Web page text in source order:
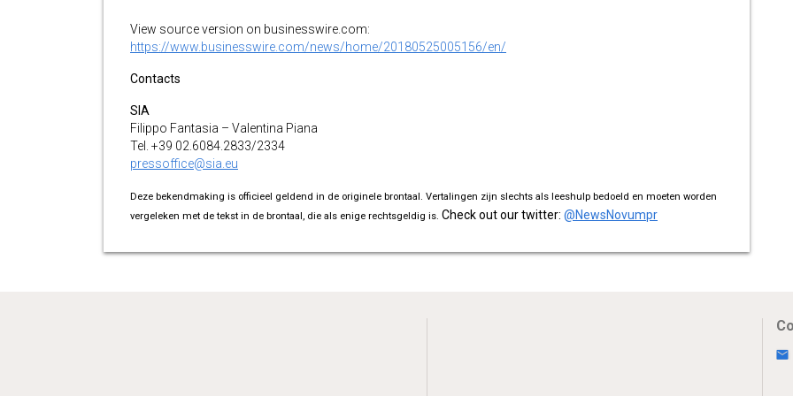
View source version on businesswire.com:
https://www.businesswire.com/news/home/20180525005156/en/
Contacts
SIA
Filippo Fantasia – Valentina Piana
Tel. +39 02.6084.2833/2334
pressoffice@sia.eu
Deze bekendmaking is officieel geldend in de originele brontaal. Vertalingen zijn slechts als leeshulp bedoeld en moeten worden
vergeleken met de tekst in de brontaal, die als enige rechtsgeldig is. Check out our twitter: @NewsNovumpr